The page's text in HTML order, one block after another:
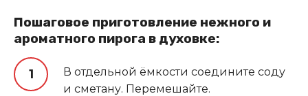
Пошаговое приготовление нежного и
ароматного пирога в духовке:
В отдельной ёмкости соедините соду
и сметану. Перемешайте.